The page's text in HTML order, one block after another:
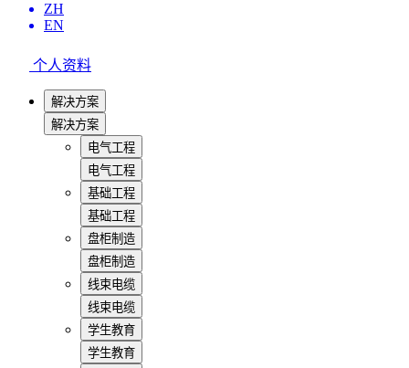
ZH
EN
个人资料
解决方案
解决方案
电气工程
电气工程
基础工程
基础工程
盘柜制造
盘柜制造
线束电缆
线束电缆
学生教育
学生教育